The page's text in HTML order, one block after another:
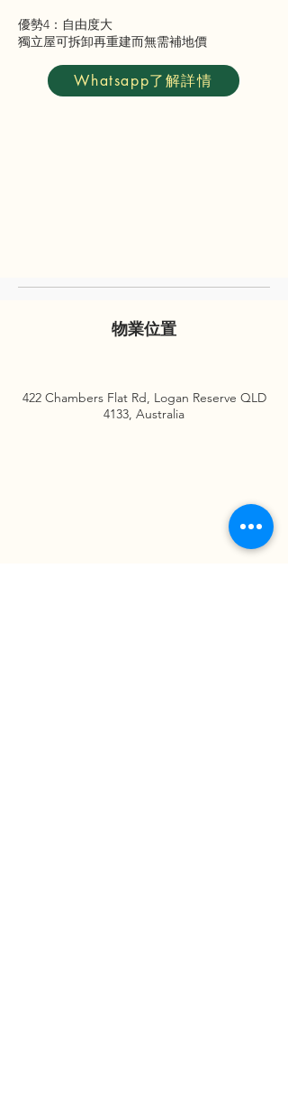
優勢4：自由度大
獨立屋可拆卸再重建而無需補地價
Whatsapp了解詳情
物業位置
422 Chambers Flat Rd, Logan Reserve QLD
4133, Australia